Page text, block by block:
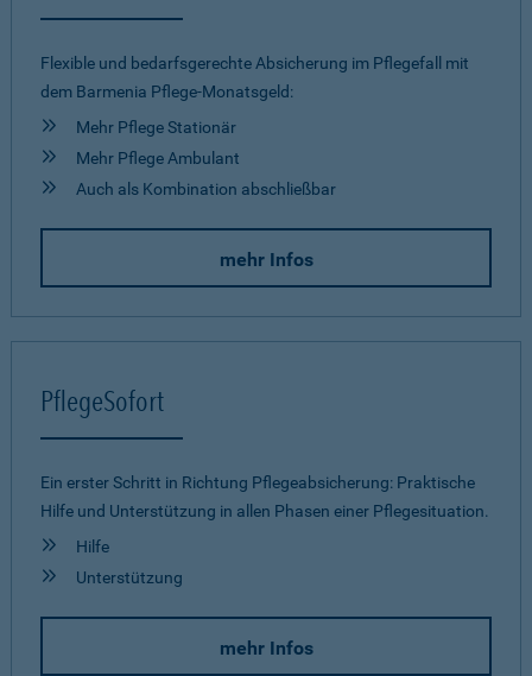
Flexible und bedarfsgerechte Absicherung im Pflegefall mit
dem Barmenia Pflege-Monatsgeld:
Mehr Pflege Stationär
Mehr Pflege Ambulant
Auch als Kombination abschließbar
mehr Infos
PflegeSofort
Ein erster Schritt in Richtung Pflegeab­sicherung: Praktische
Hilfe und Unterstützung in allen Phasen einer Pflegesituation.
Hilfe
Unterstützung
mehr Infos